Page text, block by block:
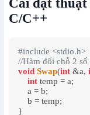
Cài đặt
C/C++
#include <stdio.h>
//Hàm đổi chỗ 2 số
void Swap(int &a,
int temp = a;
    a = b;
    b = temp;